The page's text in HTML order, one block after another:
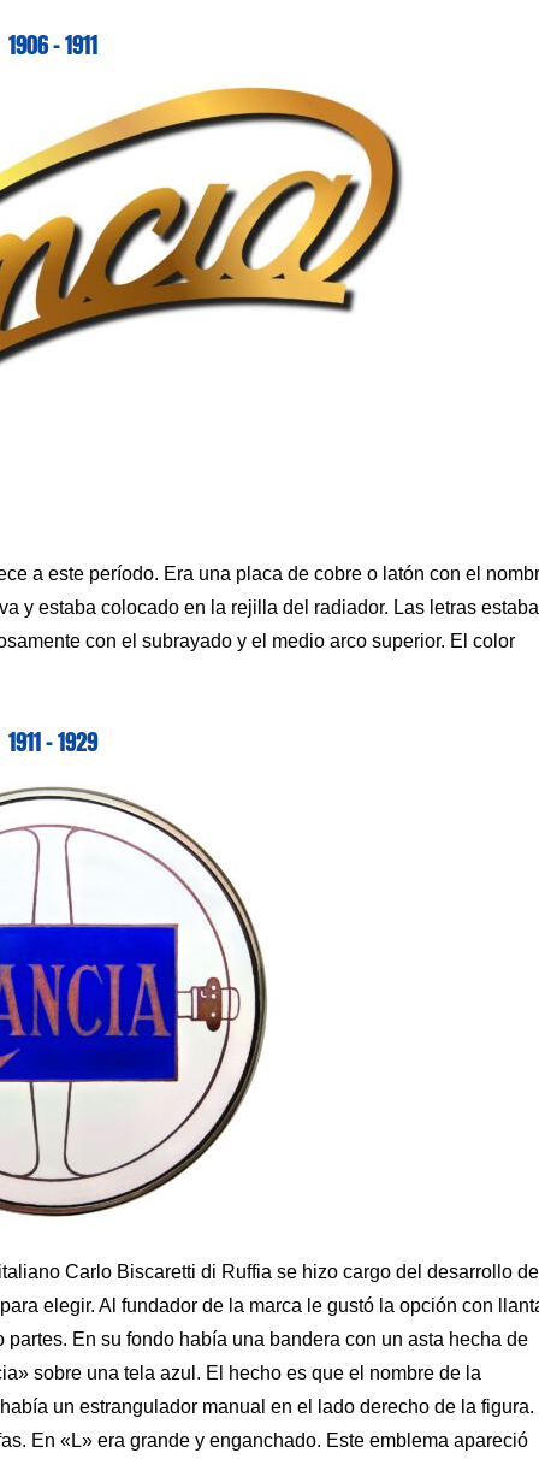
1906 – 1911
a este período. Era una placa de cobre o latón con el
y estaba colocado en la rejilla del radiador. Las letras
con el subrayado y el medio arco superior. El color
1911 – 1929
Carlo Biscaretti di Ruffia se hizo cargo del desarrollo del
elegir. Al fundador de la marca le gustó la opción con
En su fondo había una bandera con un asta hecha de
sobre una tela azul. El hecho es que el nombre de la
un estrangulador manual en el lado derecho de la figura.
En «L» era grande y enganchado. Este emblema apareció